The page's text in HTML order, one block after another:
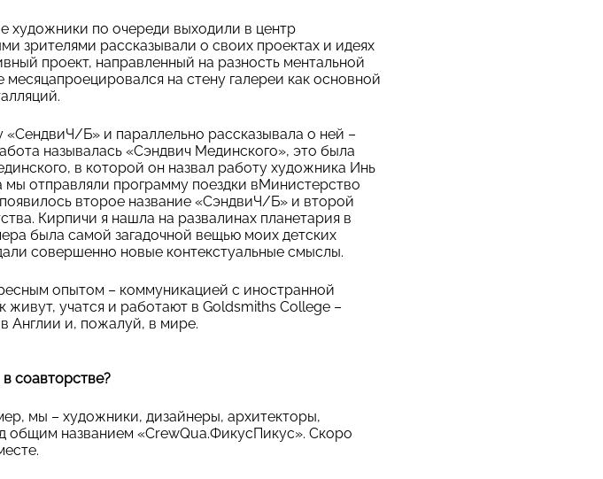
художники по очереди выходили в центр
зрителями рассказывали о своих проектах и идеях
проект, направленный на разность ментальной
на стену галереи как основной
Б» и параллельно рассказывала о ней –
называлась «Сэндвич Мединского», это была
в которой он назвал работу художника Инь
отправляли программу поездки вМинистерство
второе название «СэндвиЧ/Б» и второй
Кирпичи я нашла на развалинах планетария в
была самой загадочной вещью моих детских
совершенно новые контекстуальные смыслы.
опытом – коммуникацией с иностранной
учатся и работают в Goldsmiths College –
Англии и, пожалуй, в мире.
соавторстве?
мы – художники, дизайнеры, архитекторы,
общим названием «CrewQua.ФикусПикус». Скоро